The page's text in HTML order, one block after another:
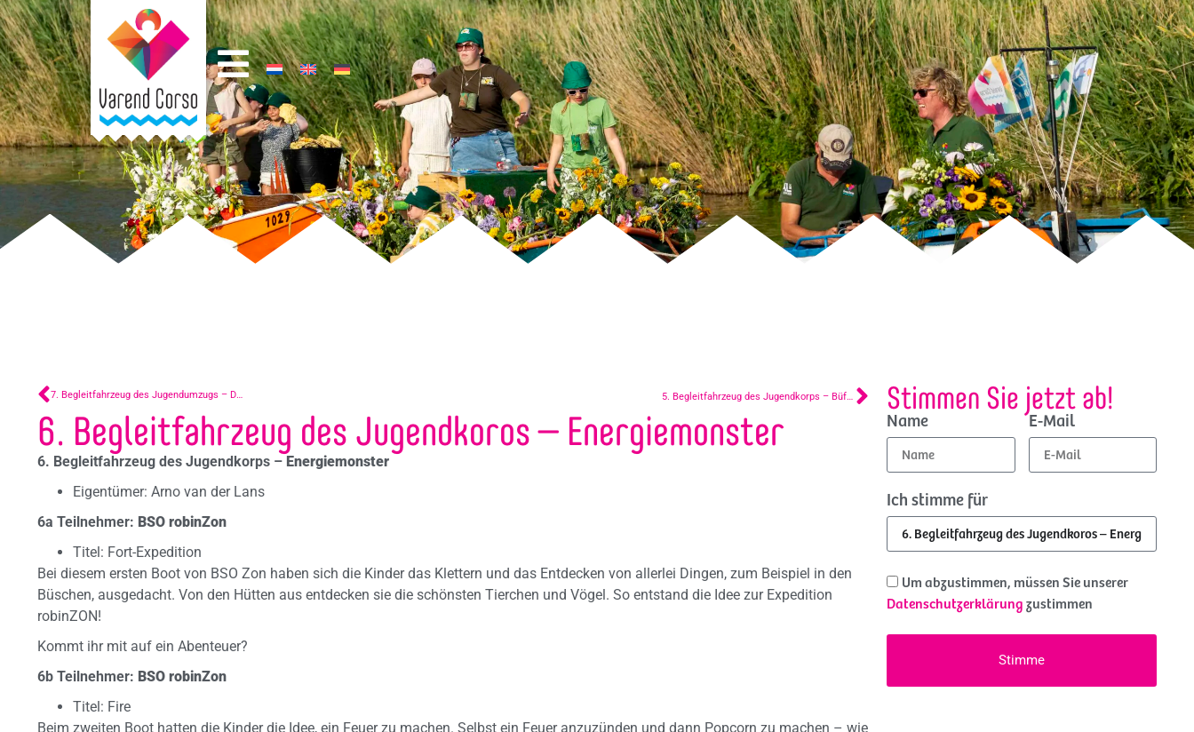
7. Begleitfahrzeug des Jugendumzugs – De Waker 5. Begleitfahrzeug des Jugendkorps – Büffel
6. Begleitfahrzeug des Jugendkoros – Energiemonster
6. Begleitfahrzeug des Jugendkorps – Energiemonster
Eigentümer: Arno van der Lans
6a Teilnehmer: BSO robinZon
Titel: Fort-Expedition
Bei diesem ersten Boot von BSO Zon haben sich die Kinder das Klettern und das Entdecken von allerlei Dingen, zum Beispiel in den
Büschen, ausgedacht. Von den Hütten aus entdecken sie die schönsten Tierchen und Vögel. So entstand die Idee zur Expedition
robinZON!
Kommt ihr mit auf ein Abenteuer?
6b Teilnehmer: BSO robinZon
Titel: Fire
Beim zweiten Boot hatten die Kinder die Idee, ein Feuer zu machen. Selbst ein Feuer anzuzünden und dann Popcorn zu machen – wie
Stimmen Sie jetzt ab!
Name E-Mail
Ich stimme für
Um abzustimmen, müssen Sie unserer
Datenschutzerklärung zustimmen
Stimme